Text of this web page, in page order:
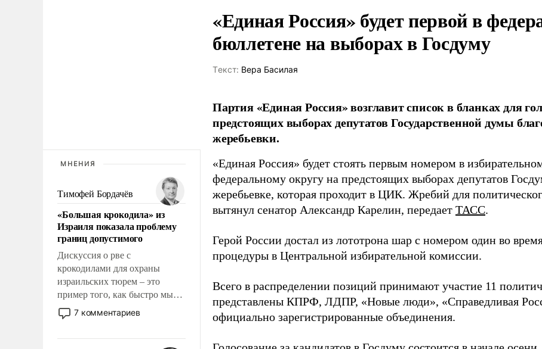
МНЕНИЯ
Тимофей Бордачёв
«Большая крокодила» из
Израиля показала проблему
границ допустимого
Дискуссия о рве с
крокодилами для охраны
израильских тюрем – это
пример того, как быстро мы
двигаемся по пути
революционных изменений.
7 комментариев
«Единая Россия» будет первой в
бюллетене на выборах в Госдуму
Tекст: Вера Басилая
Партия «Единая Россия» возглавит список в бланках для
предстоящих выборах депутатов Государственной думы
жеребьевки.
«Единая Россия» будет стоять первым номером в
федеральному округу на предстоящих выборах депутатов
жеребьевке, которая проходит в ЦИК. Жребий для
вытянул сенатор Александр Карелин, передает ТАСС.
Герой России достал из лототрона шар с номером один во
процедуры в Центральной избирательной комиссии.
Всего в распределении позиций принимают участие 11
представлены КПРФ, ЛДПР, «Новые люди», «Справедливая
официально зарегистрированные объединения.